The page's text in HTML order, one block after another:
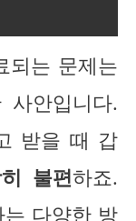
되는 문제는
안입니다.
받을 때 갑
불편하죠.
다양한 방